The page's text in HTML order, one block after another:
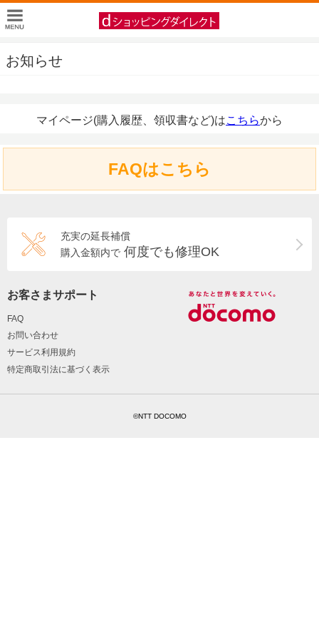
お知らせ
マイページ(購入履歴、領収書など)はこちらから
FAQはこちら
充実の延長補償
購入金額内で 何度でも修理OK
お客さまサポート
FAQ
お問い合わせ
サービス利用規約
特定商取引法に基づく表示
©NTT DOCOMO